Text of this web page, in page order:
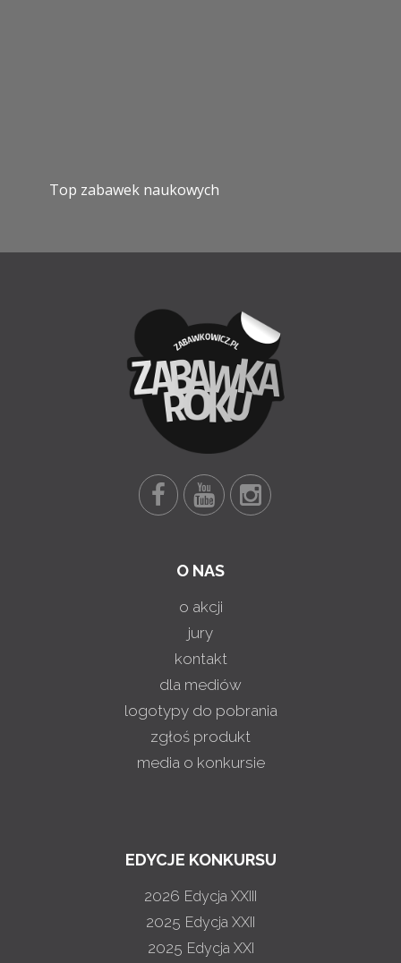
Top zabawek naukowych
O NAS
o akcji
jury
kontakt
dla mediów
logotypy do pobrania
zgłoś produkt
media o konkursie
EDYCJE KONKURSU
2026 Edycja XXIII
2025 Edycja XXII
2025 Edycja XXI